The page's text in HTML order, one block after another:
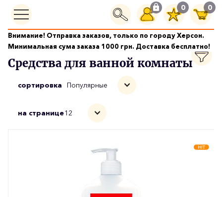
0 0
Внимание! Отправка заказов, только по городу Херсон.
Минимальная сума заказа 1000 грн. Доставка бесплатно!
Бытовая Химия Средства для ванной комнаты
Средства для ванной комнаты
сортировка Популярные
на странице12